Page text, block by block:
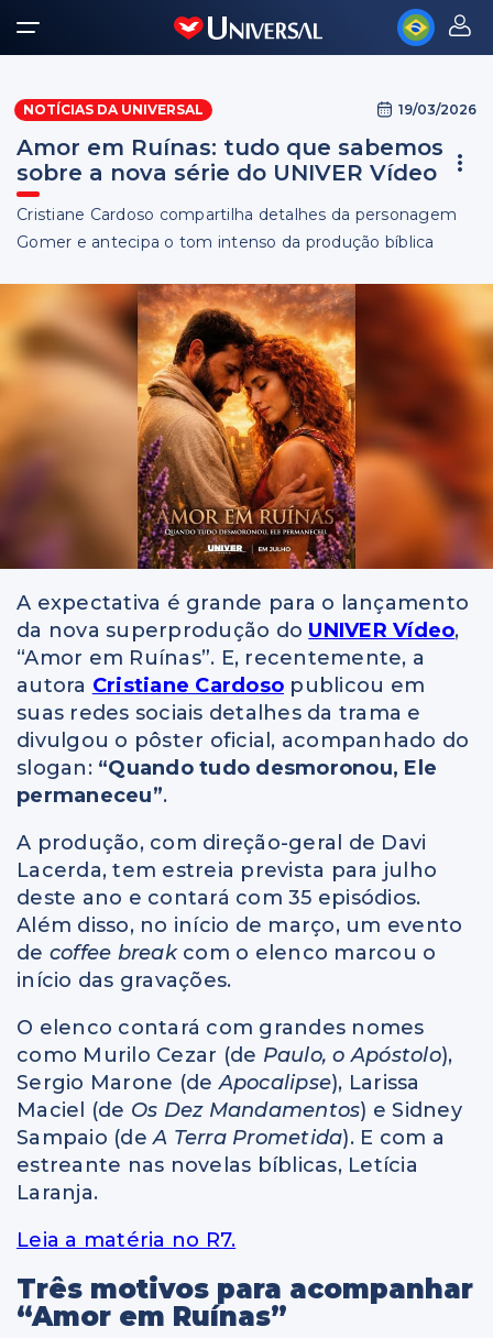
NOTÍCIAS DA UNIVERSAL 19/03/2026
Amor em Ruínas: tudo que sabemos
sobre a nova série do UNIVER Vídeo
Cristiane Cardoso compartilha detalhes da personagem
Gomer e antecipa o tom intenso da produção bíblica
A expectativa é grande para o lançamento
da nova superprodução do UNIVER Vídeo,
“Amor em Ruínas”. E, recentemente, a
autora Cristiane Cardoso publicou em
suas redes sociais detalhes da trama e
divulgou o pôster oficial, acompanhado do
slogan: “Quando tudo desmoronou, Ele
permaneceu”.
A produção, com direção-geral de Davi
Lacerda, tem estreia prevista para julho
deste ano e contará com 35 episódios.
Além disso, no início de março, um evento
de coffee breakcom o elenco marcou o
início das gravações.
O elenco contará com grandes nomes
como Murilo Cezar (de Paulo, o Apóstolo),
Sergio Marone (deApocalipse), Larissa
Maciel (de Os Dez Mandamentos) e Sidney
Sampaio (deA Terra Prometida). E com a
estreante nas novelas bíblicas, Letícia
Laranja.
Leia a matéria no R7.
Três motivos para acompanhar
“Amor em Ruínas”